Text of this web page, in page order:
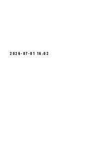
2026-07-01 16:02